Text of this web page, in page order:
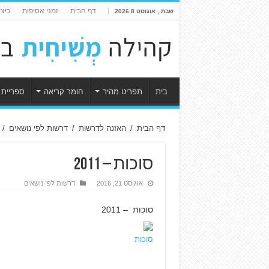
שבת , אוגוסט 8 2026 דף הבית זמני אסיפות
בית תפריט מהיר חומר קריאה
דף הבית / האזנה לדרשות / דרשות לפי נושאים /
סוכות – 2011
אוגוסט 21, 2016 דרשות לפי נושאים
סוכות – 2011
סוכות